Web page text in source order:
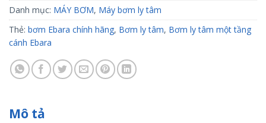
Danh mục: MÁY BƠM, Máy bơm ly tâm
Thẻ: bơm Ebara chính hãng, Bơm ly tâm, Bơm ly tâm một tầng
cánh Ebara
Mô tả